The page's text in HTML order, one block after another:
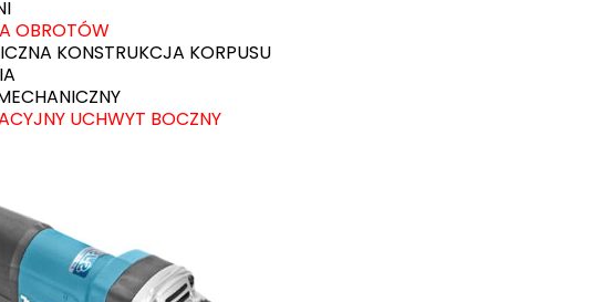
OBROTÓW
KONSTRUKCJA KORPUSU
UCHWYT BOCZNY